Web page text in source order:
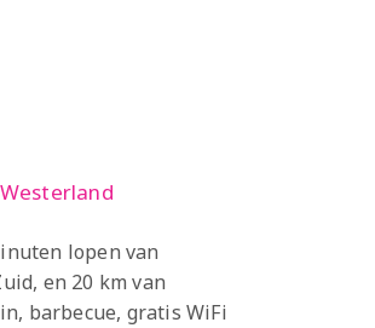
Westerland
lopen van
en 20 km van
barbecue, gratis WiFi